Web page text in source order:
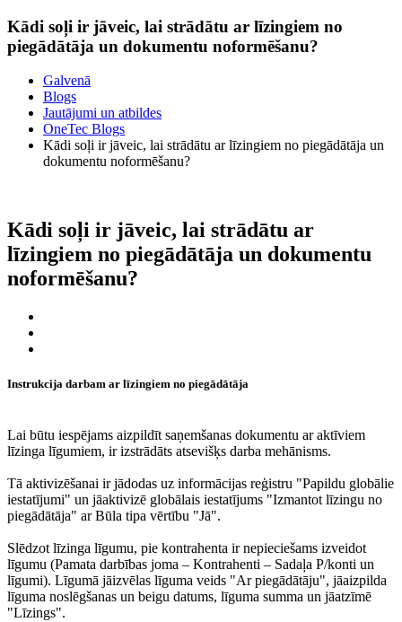
Kādi soļi ir jāveic, lai strādātu ar līzingiem no
piegādātāja un dokumentu noformēšanu?
Galvenā
Blogs
Jautājumi un atbildes
OneTec Blogs
Kādi soļi ir jāveic, lai strādātu ar līzingiem no piegādātāja un
dokumentu noformēšanu?
Kādi soļi ir jāveic, lai strādātu ar
līzingiem no piegādātāja un dokumentu
noformēšanu?
Instrukcija darbam ar līzingiem no piegādātāja
Lai būtu iespējams aizpildīt saņemšanas dokumentu ar aktīviem
līzinga līgumiem, ir izstrādāts atsevišķs darba mehānisms.
Tā aktivizēšanai ir jādodas uz informācijas reģistru "Papildu globālie
iestatījumi" un jāaktivizē globālais iestatījums "Izmantot līzingu no
piegādātāja" ar Būla tipa vērtību "Jā".
Slēdzot līzinga līgumu, pie kontrahenta ir nepieciešams izveidot
līgumu (Pamata darbības joma – Kontrahenti – Sadaļa P/konti un
līgumi). Līgumā jāizvēlas līguma veids "Ar piegādātāju", jāaizpilda
līguma noslēgšanas un beigu datums, līguma summa un jāatzīmē
"Līzings".